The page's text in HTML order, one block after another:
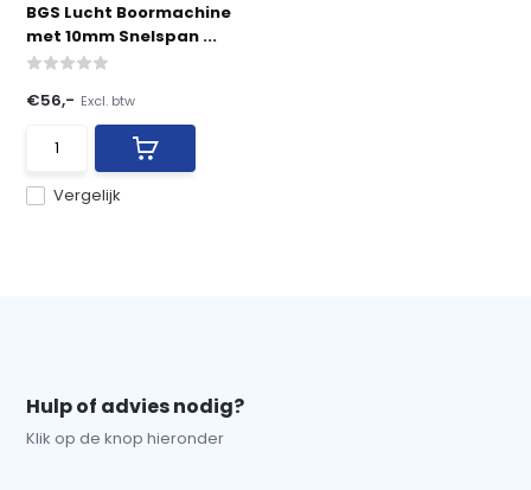
BGS Lucht Boormachine
met 10mm Snelspan ...
Vergelijk
€56,- Excl. btw
Hulp of advies nodig?
Klik op de knop hieronder